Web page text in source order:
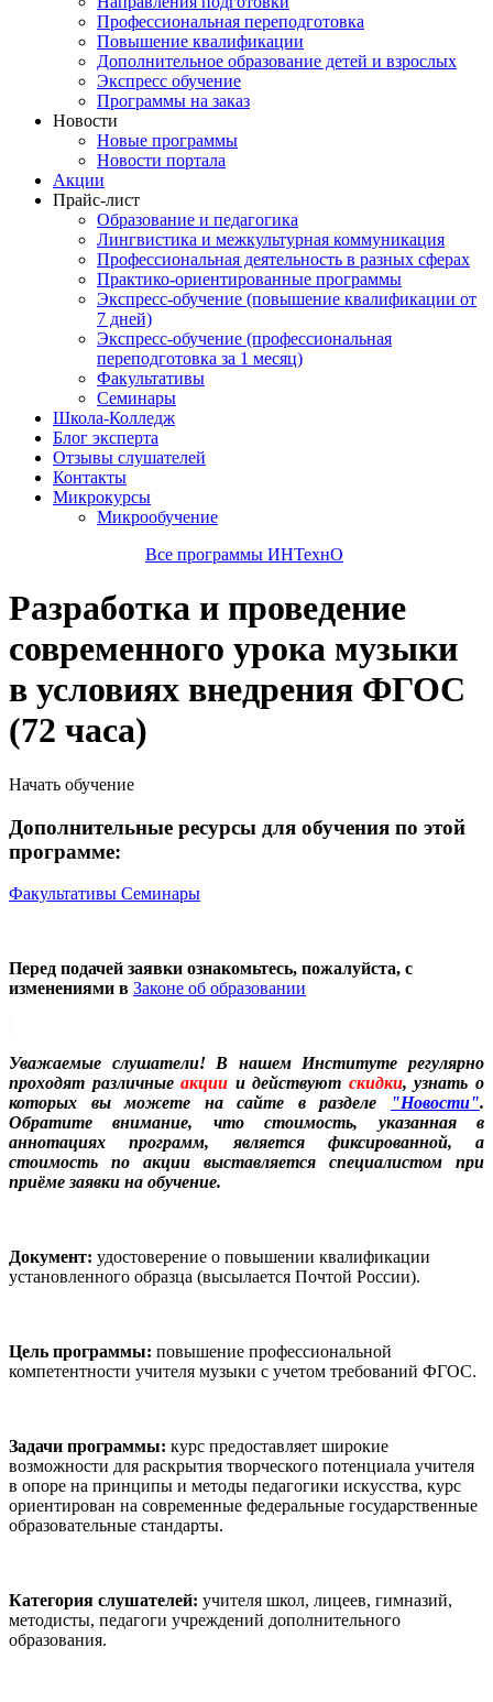
Профессиональная переподготовка
Повышение квалификации
Дополнительное образование детей и взрослых
Экспресс обучение
Программы на заказ
Новости
Новые программы
Новости портала
Акции
Прайс-лист
Образование и педагогика
Лингвистика и межкультурная коммуникация
Профессиональная деятельность в разных сферах
Практико-ориентированные программы
Экспресс-обучение (повышение квалификации от
7 дней)
Экспресс-обучение (профессиональная
переподготовка за 1 месяц)
Факультативы
Семинары
Школа-Колледж
Блог эксперта
Отзывы слушателей
Контакты
Микрокурсы
Микрообучение
Все программы ИНТехнО
Разработка и проведение
современного урока музыки
в условиях внедрения ФГОС
(72 часа)
Начать обучение
Дополнительные ресурсы для обучения по этой
программе:
Факультативы Семинары
Перед подачей заявки ознакомьтесь, пожалуйста, с
изменениями в Законе об образовании
Уважаемые слушатели! В нашем Институте регулярно
проходят различныеакции и действуют скидки, узнать о
которых вы можете на сайте в разделе
"Новости".
Обратите внимание, что стоимость, указанная в
аннотациях программ, является фиксированной, а
стоимость по акции выставляется специалистом при
приёме заявки на обучение.
Документ: удостоверение о повышении квалификации
установленного образца (высылается Почтой России).
Цель программы: повышение профессиональной
компетентности учителя музыки с учетом требований ФГОС.
Задачи программы: курс предоставляет широкие
возможности для раскрытия творческого потенциала учителя
в опоре на принципы и методы педагогики искусства, курс
ориентирован на современные федеральные государственные
образовательные стандарты.
Категория слушателей: учителя школ, лицеев, гимназий,
методисты, педагоги учреждений дополнительного
образования.